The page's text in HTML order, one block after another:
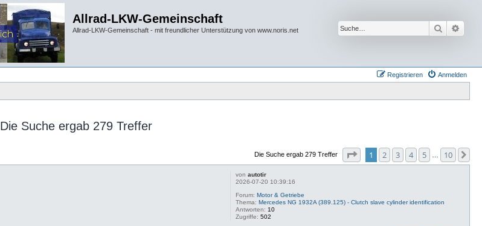
Allrad-LKW-Gemeinschaft
Allrad-LKW-Gemeinschaft - mit freundlicher Unterstützung von www.noris.net Suche
Anmelden
Registrieren
Die Suche ergab 279 Treffer
Die Suche ergab 279 Treffer Seite von10
1 2 3 4 5 10
vonautotir
2026-07-20 10:39:16
Forum:Motor & Getriebe
Thema:Mercedes NG 1932A (389.125) - Clutch slave cylinder identification
Antworten: 10
Zugriffe:502